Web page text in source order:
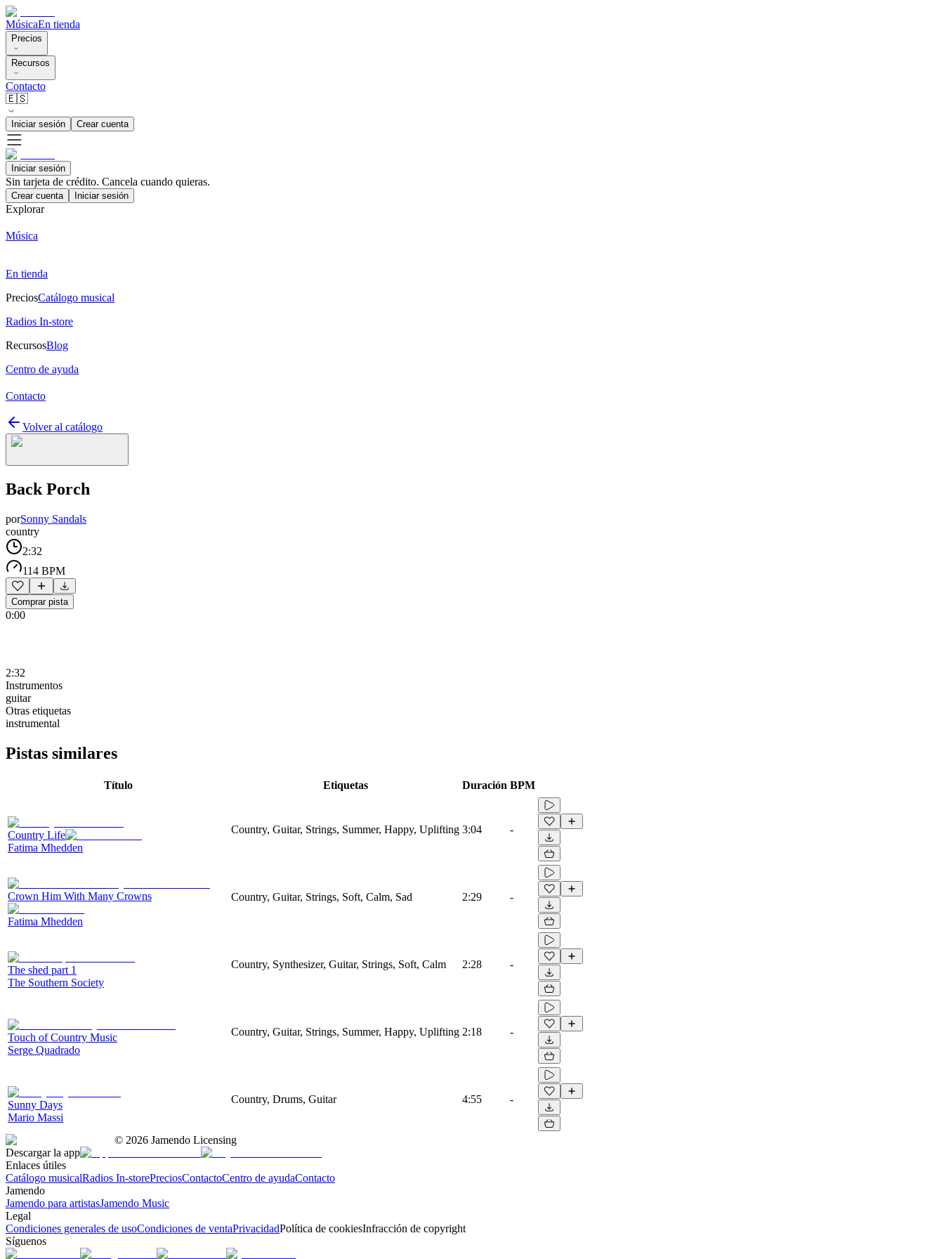
MúsicaEn tienda
Precios
Recursos
Contacto
🇪🇸
Iniciar sesión Crear cuenta
Iniciar sesión
Sin tarjeta de crédito. Cancela cuando quieras.
Crear cuenta Iniciar sesión
Explorar
Música
En tienda
PreciosCatálogo musical
Radios In-store
RecursosBlog
Centro de ayuda
Contacto
Volver al catálogo
Back Porch
porSonny Sandals
country
2:32
114 BPM
Comprar pista
0:00
2:32
Instrumentos
guitar
Otras etiquetas
instrumental
Pistas similares
Título Etiquetas Duración BPM
Country Life
Fatima Mhedden
Country, Guitar, Strings, Summer, Happy, Uplifting 3:04 -
Crown Him With Many Crowns
Fatima Mhedden
Country, Guitar, Strings, Soft, Calm, Sad 2:29 -
The shed part 1
The Southern Society
Country, Synthesizer, Guitar, Strings, Soft, Calm 2:28 -
Touch of Country Music
Serge Quadrado
Country, Guitar, Strings, Summer, Happy, Uplifting 2:18 -
Sunny Days
Mario Massi
Country, Drums, Guitar 4:55 -
© 2026 Jamendo Licensing
Descargar la app
Enlaces útiles
Catálogo musicalRadios In-storePreciosContactoCentro de ayudaContacto
Jamendo
Jamendo para artistasJamendo Music
Legal
Condiciones generales de usoCondiciones de ventaPrivacidadPolítica de cookiesInfracción de copyright
Síguenos